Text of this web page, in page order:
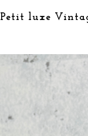
Petit luxe